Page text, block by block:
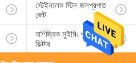
স্টেইনলেস স্টিল জলপ্রপাত
জেট
বাণিজ্যিক সুইমিং পুল বালির
ফিল্টার